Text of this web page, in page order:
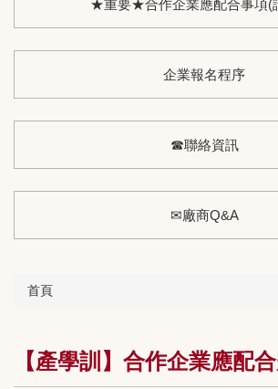
★重要★合作企業應配合事項(
企業報名程序
☎聯絡資訊
✉廠商Q&A
首頁
【產學訓】合作企業應配